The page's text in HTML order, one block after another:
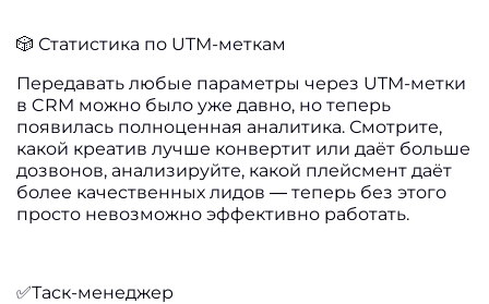
🎲 Статистика по UTM-меткам
Передавать любые параметры через UTM-метки
в CRM можно было уже давно, но теперь
появилась полноценная аналитика. Смотрите,
какой креатив лучше конвертит или даёт больше
дозвонов, анализируйте, какой плейсмент даёт
более качественных лидов — теперь без этого
просто невозможно эффективно работать.
✅Таск-менеджер